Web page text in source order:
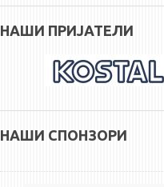
НАШИ ПРИЈАТЕЛИ
НАШИ СПОНЗОРИ